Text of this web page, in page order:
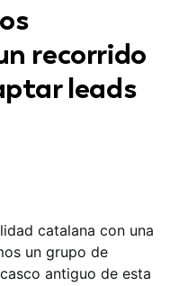
recorrido
leads
catalana con una
un grupo de
antiguo de esta